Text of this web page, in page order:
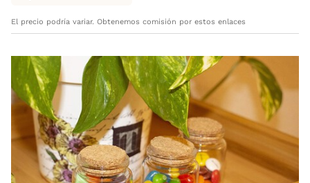
El precio podría variar. Obtenemos comisión por estos enlaces